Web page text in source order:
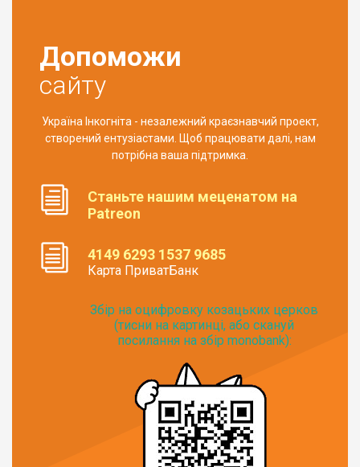
Допоможи
сайту
Україна Інкогніта - незалежний краєзнавчий проект,
створений ентузіастами. Щоб працювати далі, нам
потрібна ваша підтримка.
Станьте нашим меценатом на
Patreon
4149 6293 1537 9685
Карта ПриватБанк
Збір на оцифровку козацьких церков
(тисни на картинці, або скануй
посилання на збір monobank):